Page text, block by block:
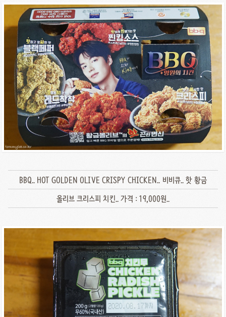
BBQ.. HOT GOLDEN OLIVE CRISPY CHICKEN.. 비비큐.. 핫 황금
올리브 크리스피 치킨.. 가격 : 19,000원..